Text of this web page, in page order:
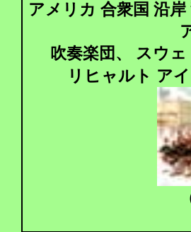
アメリカ 合衆国 沿
吹奏楽団、 スウ
リヒャルト ア